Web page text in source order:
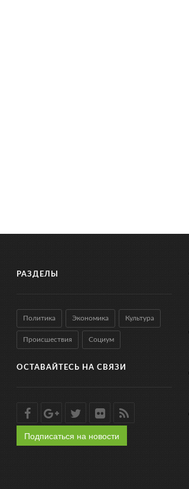
РАЗДЕЛЫ
Политика Экономика Культура
Происшествия Социум
ОСТАВАЙТЕСЬ НА СВЯЗИ
Подписаться на новости